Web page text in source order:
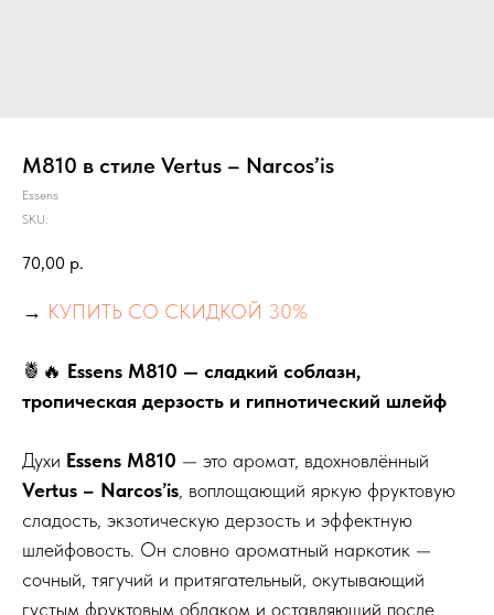
M810 в стиле Vertus – Narcos’is
Essens
SKU:
70,00 р.
→ КУПИТЬ СО СКИДКОЙ 30%
🍍🔥 Essens M810 — сладкий соблазн,
тропическая дерзость и гипнотический шлейф
Духи Essens M810 — это аромат, вдохновлённый
Vertus – Narcos’is, воплощающий яркую фруктовую
сладость, экзотическую дерзость и эффектную
шлейфовость. Он словно ароматный наркотик —
сочный, тягучий и притягательный, окутывающий
густым фруктовым облаком и оставляющий после